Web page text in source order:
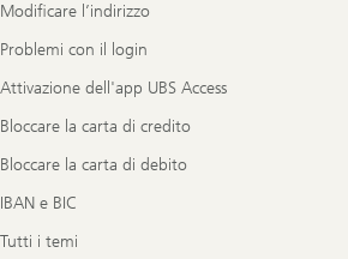
Modificare l’indirizzo
Problemi con il login
Attivazione dell'app UBS Access
Bloccare la carta di credito
Bloccare la carta di debito
IBAN e BIC
Tutti i temi